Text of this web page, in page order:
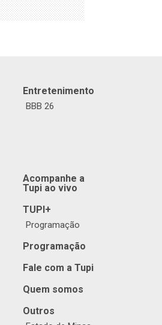
Entretenimento
BBB 26
Acompanhe a
Tupi ao vivo
TUPI+
Programação
Programação
Fale com a Tupi
Quem somos
Outros